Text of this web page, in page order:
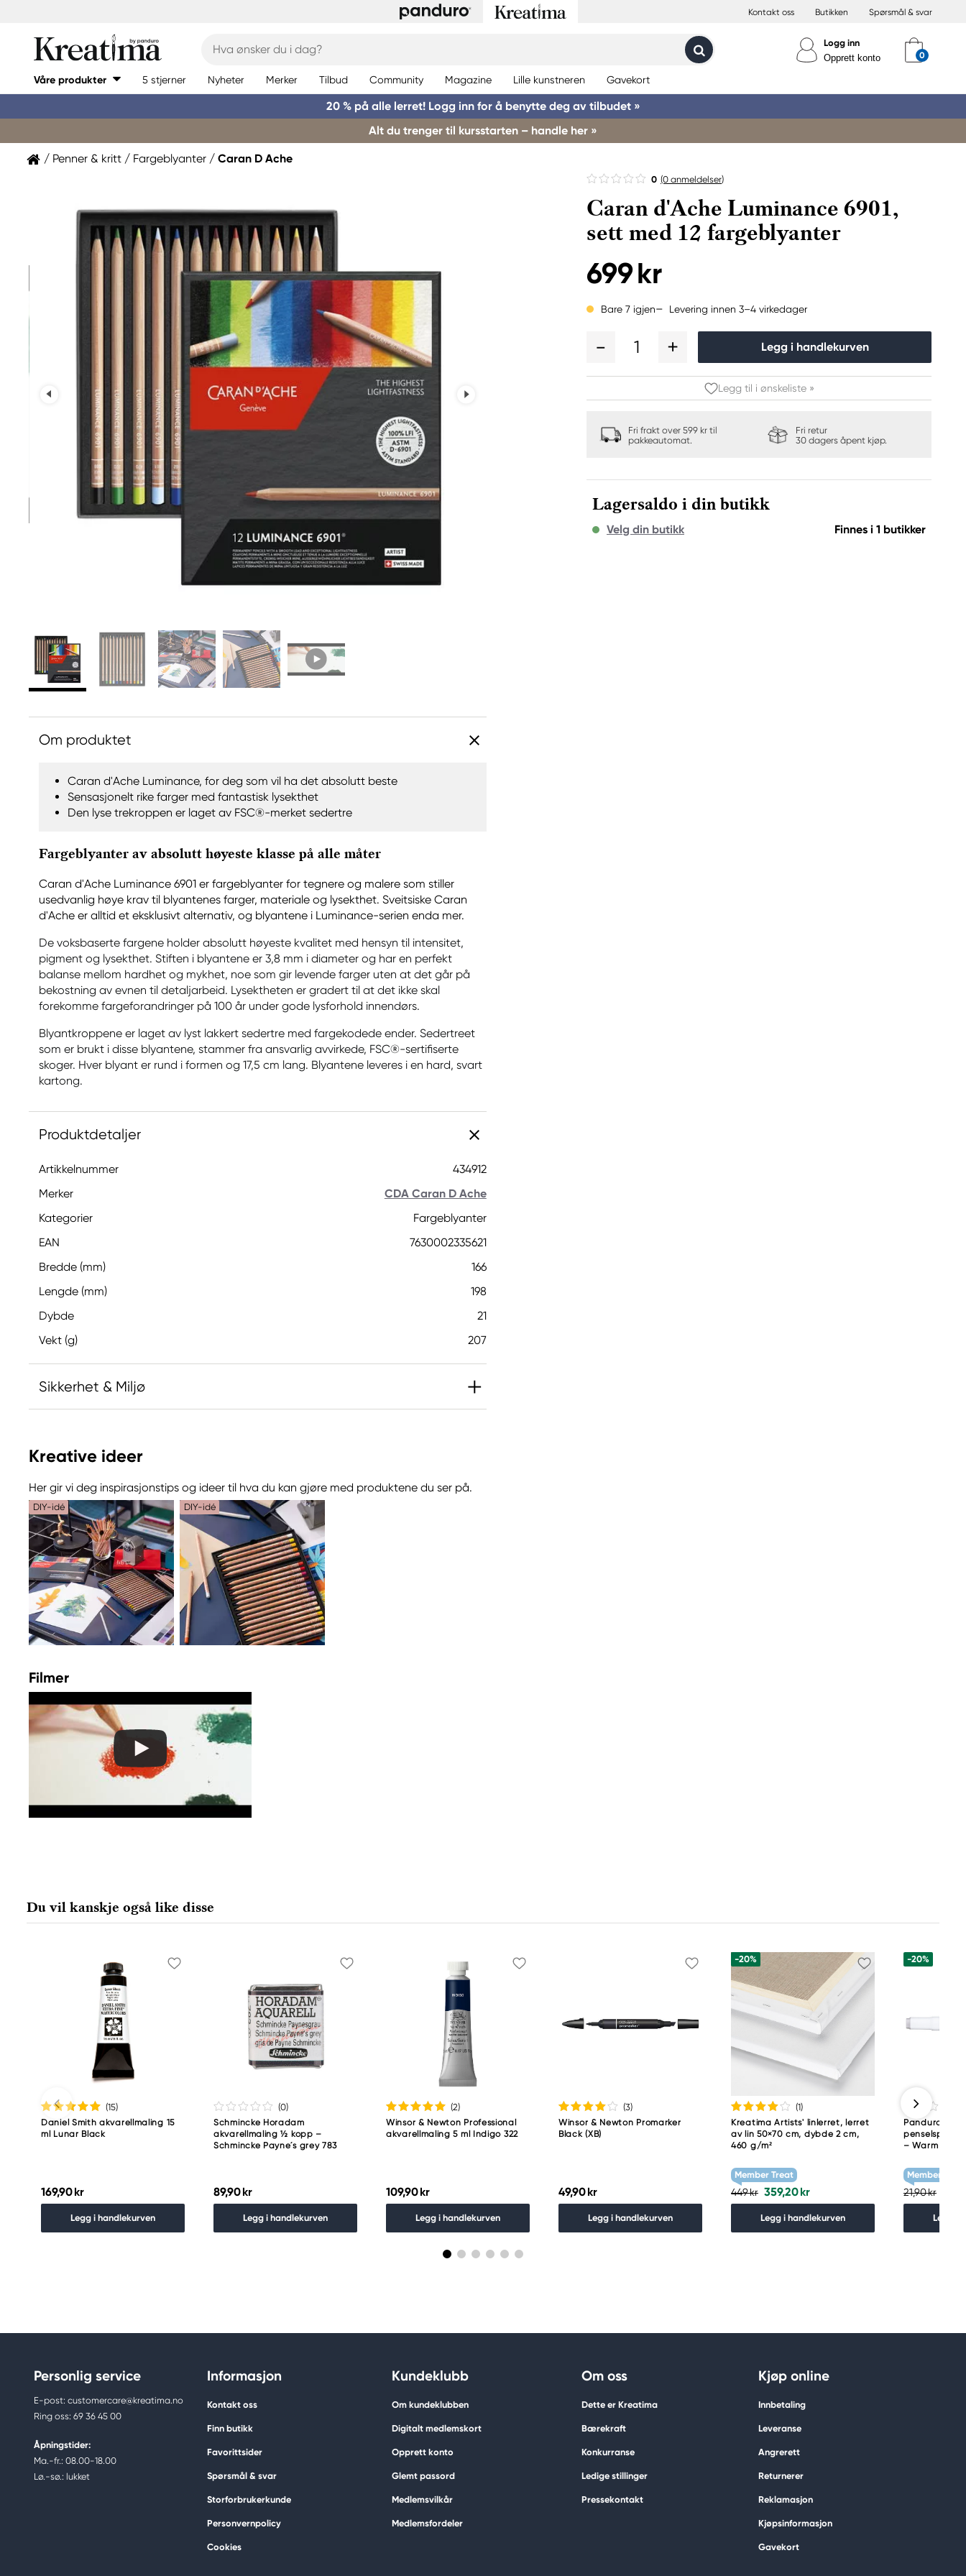
Kontakt oss Butikken Spørsmål & svar
Logg inn
Opprett konto
Våre produkter 5 stjerner Nyheter Merker Tilbud Community Magazine Lille kunstneren Gavekort
20 % på alle lerret! Logg inn for å benytte deg av tilbudet »
Alt du trenger til kursstarten – handle her »
Penner & kritt Fargeblyanter Caran D Ache
0 (0 anmeldelser)
Caran d'Ache Luminance 6901,
sett med 12 fargeblyanter
699 kr
Bare 7 igjen Levering innen 3–4 virkedager
1 Legg i handlekurven
Legg til i ønskeliste »
Fri frakt over 599 kr til
pakkeautomat.
Fri retur
30 dagers åpent kjøp.
Lagersaldo i din butikk
Velg din butikk Finnes i 1 butikker
Om produktet
Caran d'Ache Luminance, for deg som vil ha det absolutt beste
Sensasjonelt rike farger med fantastisk lysekthet
Den lyse trekroppen er laget av FSC®-merket sedertre
Fargeblyanter av absolutt høyeste klasse på alle måter
Caran d'Ache Luminance 6901 er fargeblyanter for tegnere og malere som stiller
usedvanlig høye krav til blyantenes farger, materiale og lysekthet. Sveitsiske Caran
d'Ache er alltid et eksklusivt alternativ, og blyantene i Luminance-serien enda mer.
De voksbaserte fargene holder absolutt høyeste kvalitet med hensyn til intensitet,
pigment og lysekthet. Stiften i blyantene er 3,8 mm i diameter og har en perfekt
balanse mellom hardhet og mykhet, noe som gir levende farger uten at det går på
bekostning av evnen til detaljarbeid. Lysektheten er gradert til at det ikke skal
forekomme fargeforandringer på 100 år under gode lysforhold innendørs.
Blyantkroppene er laget av lyst lakkert sedertre med fargekodede ender. Sedertreet
som er brukt i disse blyantene, stammer fra ansvarlig avvirkede, FSC®-sertifiserte
skoger. Hver blyant er rund i formen og 17,5 cm lang. Blyantene leveres i en hard, svart
kartong.
Produktdetaljer
Artikkelnummer
434912
Merker
CDA Caran D Ache
Kategorier
Fargeblyanter
EAN
7630002335621
Bredde (mm)
166
Lengde (mm)
198
Dybde
21
Vekt (g)
207
Sikkerhet & Miljø
Caran d´Ache
Chemin fu Foron 19
CH-1226 THONEX-GENÈVE, SWITZERLAND
info@carandache.com
+41848558558
Kreative ideer
Her gir vi deg inspirasjonstips og ideer til hva du kan gjøre med produktene du ser på.
DIY-idé DIY-idé
Filmer
Du vil kanskje også like disse
(15)
Daniel Smith akvarellmaling 15
ml Lunar Black
169,90 kr
Legg i handlekurven
(0)
Schmincke Horadam
akvarellmaling ½ kopp –
Schmincke Payne´s grey 783
89,90 kr
Legg i handlekurven
(2)
Winsor & Newton Professional
akvarellmaling 5 ml Indigo 322
109,90 kr
Legg i handlekurven
(3)
Winsor & Newton Promarker
Black (XB)
49,90 kr
Legg i handlekurven
-20%
(1)
Kreatima Artists' linlerret, lerret
av lin 50×70 cm, dybde 2 cm,
460 g/m²
Member Treat
449 kr 359,20 kr
Legg i handlekurven
-20%
Panduro
penselspiss
– Warm grey
Member Treat
21,90 kr
Legg i
Personlig service
E-post: customercare@kreatima.no
Ring oss: 69 36 45 00
Åpningstider:
Ma.-fr.: 08.00-18.00
Lø.-sø.: lukket
Informasjon
Kontakt oss
Finn butikk
Favorittsider
Spørsmål & svar
Storforbrukerkunde
Personvernpolicy
Cookies
Kundeklubb
Om kundeklubben
Digitalt medlemskort
Opprett konto
Glemt passord
Medlemsvilkår
Medlemsfordeler
Om oss
Dette er Kreatima
Bærekraft
Konkurranse
Ledige stillinger
Pressekontakt
Kjøp online
Innbetaling
Leveranse
Angrerett
Returnerer
Reklamasjon
Kjøpsinformasjon
Gavekort